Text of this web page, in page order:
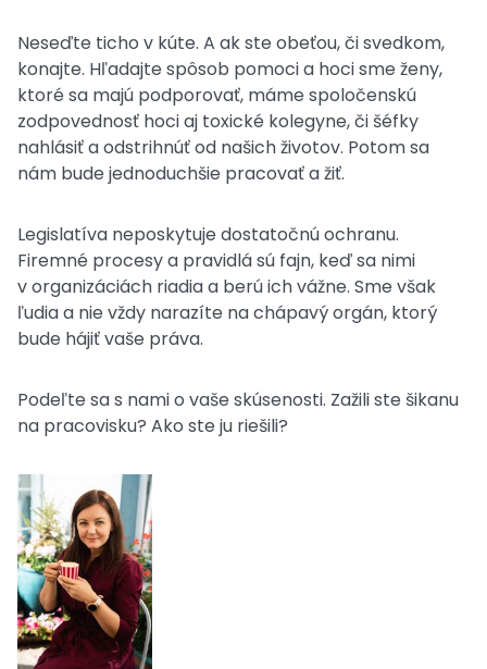
Neseďte ticho v kúte. A ak ste obeťou, či svedkom,
konajte. Hľadajte spôsob pomoci a hoci sme ženy,
ktoré sa majú podporovať, máme spoločenskú
zodpovednosť hoci aj toxické kolegyne, či šéfky
nahlásiť a odstrihnúť od našich životov. Potom sa
nám bude jednoduchšie pracovať a žiť.
Legislatíva neposkytuje dostatočnú ochranu.
Firemné procesy a pravidlá sú fajn, keď sa nimi
v organizáciách riadia a berú ich vážne. Sme však
ľudia a nie vždy narazíte na chápavý orgán, ktorý
bude hájiť vaše práva.
Podeľte sa s nami o vaše skúsenosti. Zažili ste šikanu
na pracovisku? Ako ste ju riešili?